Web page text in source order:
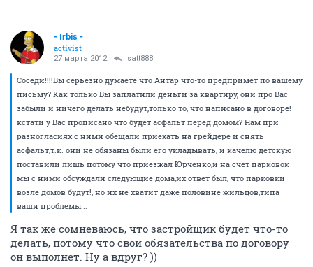
- Irbis -
activist
27 марта 2012 satt888
Соседи!!!!Вы серьезно думаете что Антар что-то предпримет по вашему
письму? Как только Вы заплатили деньги за квартиру, они про Вас
забыли и ничего делать небудут,только то, что написано в договоре!
кстати у Вас прописано что будет асфальт перед домом? Нам при
разногласиях с ними обещали приехать на грейдере и снять
асфальт,т.к. они не обязаны были его укладывать, и качелю детскую
поставили лишь потому что приезжал Юрченко,и на счет парковок
мы с ними обсуждали следующие дома,их ответ был, что парковки
возле домов будут!, но их не хватит даже половине жильцов,типа
ваши проблемы...
Я так же сомневаюсь, что застройщик будет что-то
делать, потому что свои обязательства по договору
он выполнет. Ну а вдруг? ))